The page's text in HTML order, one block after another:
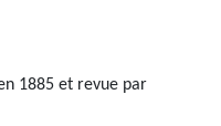
1885 et revue par